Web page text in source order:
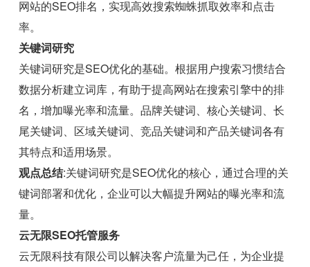
网站的SEO排名，实现高效搜索蜘蛛抓取效率和点击
率。
关键词研究
关键词研究是SEO优化的基础。根据用户搜索习惯结合
数据分析建立词库，有助于提高网站在搜索引擎中的排
名，增加曝光率和流量。品牌关键词、核心关键词、长
尾关键词、区域关键词、竞品关键词和产品关键词各有
其特点和适用场景。
观点总结:关键词研究是SEO优化的核心，通过合理的关
键词部署和优化，企业可以大幅提升网站的曝光率和流
量。
云无限SEO托管服务
云无限科技有限公司以解决客户流量为己任，为企业提